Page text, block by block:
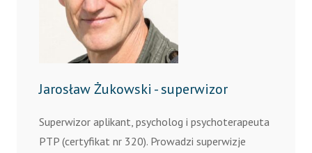
Jarosław Żukowski - superwizor
Superwizor aplikant, psycholog i psychoterapeuta
PTP (certyfikat nr 320). Prowadzi superwizje